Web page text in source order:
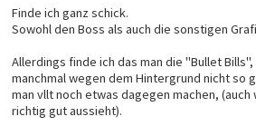
Finde ich ganz schick.
Sowohl den Boss als auch die sonstigen
Allerdings finde ich das man die "Bullet
manchmal wegen dem Hintergrund nicht so
man vllt noch etwas dagegen machen,
richtig gut aussieht).